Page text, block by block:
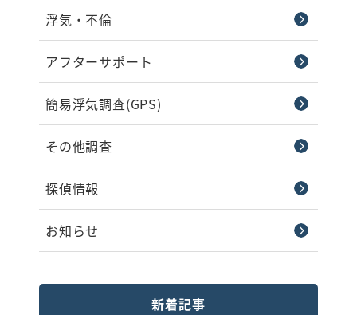
浮気・不倫
アフターサポート
簡易浮気調査(GPS)
その他調査
探偵情報
お知らせ
新着記事